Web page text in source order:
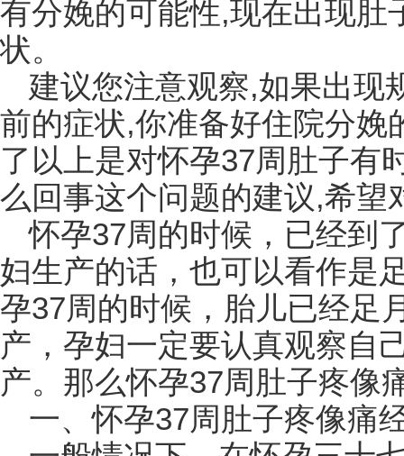
有分娩的可能性,现在出现肚
状。
建议您注意观察,如果出现
前的症状,你准备好住院分娩
了以上是对怀孕37周肚子有
么回事这个问题的建议,希望
怀孕37周的时候，已经到
妇生产的话，也可以看作是
孕37周的时候，胎儿已经足
产，孕妇一定要认真观察自
产。那么怀孕37周肚子疼像
一、怀孕37周肚子疼像痛